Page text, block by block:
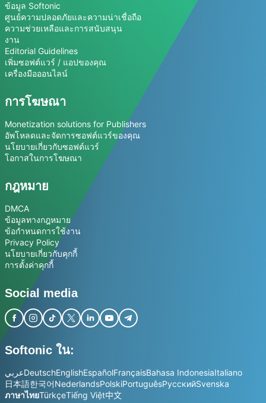
ข้อมูล Softonic
ศูนย์ความปลอดภัยและความน่าเชื่อถือ
ความช่วยเหลือและการสนับสนุน
งาน
Editorial Guidelines
เพิ่มซอฟต์แวร์ / แอปของคุณ
เครื่องมือออนไลน์
การโฆษณา
Monetization solutions for Publishers
อัพโหลดและจัดการซอฟต์แวร์ของคุณ
นโยบายเกี่ยวกับซอฟต์แวร์
โอกาสในการโฆษณา
กฎหมาย
DMCA
ข้อมูลทางกฎหมาย
ข้อกำหนดการใช้งาน
Privacy Policy
นโยบายเกี่ยวกับคุกกี้
การตั้งค่าคุกกี้
Social media
Softonic ใน:
عربيDeutschEnglishEspañolFrançaisBahasa IndonesiaItaliano
日本語한국어NederlandsPolskiPortuguêsРусскийSvenska
ภาษาไทยTürkçeTiếng Việt中文